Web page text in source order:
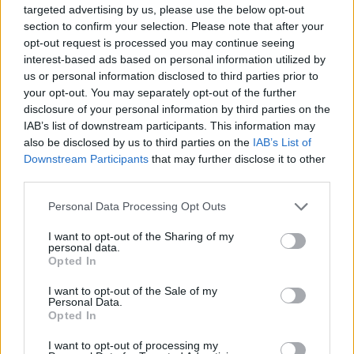
targeted advertising by us, please use the below opt-out
section to confirm your selection. Please note that after your
opt-out request is processed you may continue seeing
interest-based ads based on personal information utilized by
us or personal information disclosed to third parties prior to
your opt-out. You may separately opt-out of the further
disclosure of your personal information by third parties on the
IAB’s list of downstream participants. This information may
also be disclosed by us to third parties on the IAB’s List of
Downstream Participants that may further disclose it to other
Personal Data Processing Opt Outs
I want to opt-out of the Sharing of my
personal data.
Opted In
I want to opt-out of the Sale of my
Personal Data.
Opted In
I want to opt-out of processing my
parandalua tragjedia, u
shkrumbua vetëm një
magazinë
aktivizohen edhe mjetet
ajrore
Sezoni turistik shton
fluksin e automjeteve në
Morinë dhe Vermicë
Vijon beteja me flakët në
Mallakastër, era e fortë
aktivizon sërish zjarrin në
Drenie
Gjirin e Lalzit/ Ujërat e
“Balluku”/ SPAK ushtron